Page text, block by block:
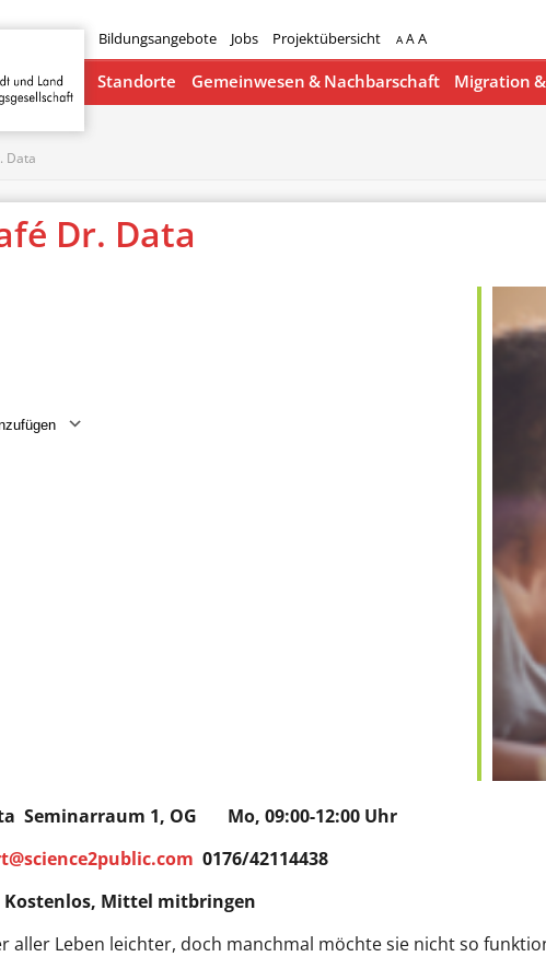
Bildungsangebote Jobs Projektübersicht A AA
Standorte Gemeinwesen & Nachbarschaft Migration
Data
Dr. Data
Seminarraum 1, OG Mo, 09:00-12:00 Uhr
0176/42114438
Mittel mitbringen
aller Leben leichter, doch manchmal möchte sie nicht so